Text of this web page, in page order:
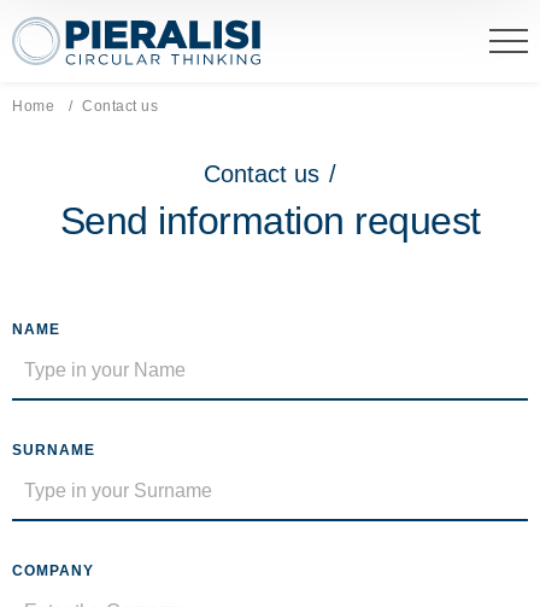
Pieralisi Maip Spa
Home Current page:
Contact us
Contact us /
Send information request
NAME
SURNAME
COMPANY